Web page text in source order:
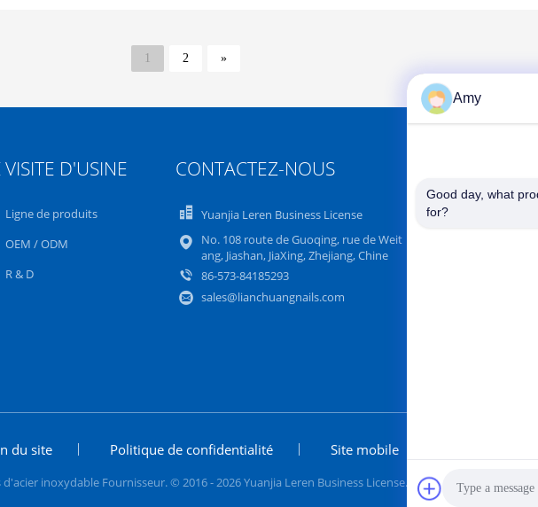
1 2 »
VISITE D'USINE
Ligne de produits
OEM / ODM
R & D
CONTACTEZ-NOUS
Yuanjia Leren Business License
No. 108 route de Guoqing, rue de Weit
ang, Jiashan, JiaXing, Zhejiang, Chine
86-573-84185293
sales@lianchuangnails.com
du site Politique de confidentialité Site mobile
inoxydable Fournisseur. © 2016 - 2026 Yuanjia Leren Business License. All Rights Reserved.
Amy
Good day, what
for?